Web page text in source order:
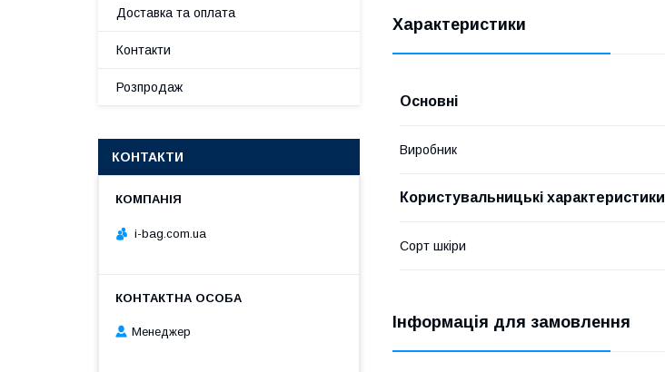
Характеристики
Основні
Виробник
Користувальницькі характеристики
Сорт шкіри
Інформація для замовлення
Доставка та оплата
Контакти
Розпродаж
КОНТАКТИ
i-bag.com.ua
Менеджер